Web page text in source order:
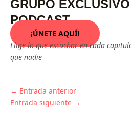
GRUPO
PODCAST
¡ÚNETE AQUÍ!
Elige lo que escuchar en cada
que nadie
← Entrada anterior
Entrada siguiente →